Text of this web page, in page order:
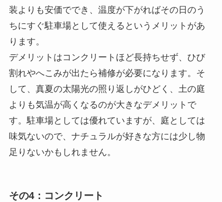
装よりも安価ででき、温度が下がればその日のう
ちにすぐ駐車場として使えるというメリットがあ
ります。
デメリットはコンクリートほど長持ちせず、ひび
割れやへこみが出たら補修が必要になります。そ
して、真夏の太陽光の照り返しがひどく、土の庭
よりも気温が高くなるのが大きなデメリットで
す。駐車場としては優れていますが、庭としては
味気ないので、ナチュラルが好きな方には少し物
足りないかもしれません。
その4：コンクリート